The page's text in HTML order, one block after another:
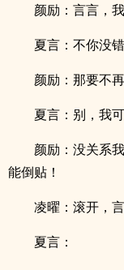
颜励：言言，
夏言：不你没
颜励：那要不
夏言：别，我
颜励：没关系
能倒贴！
凌曜：滚开，
夏言：